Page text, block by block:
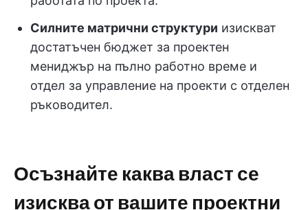
Силните матрични структури изискват
достатъчен бюджет за проектен
мениджър на пълно работно време и
отдел за управление на проекти с отделен
ръководител.
Осъзнайте каква власт се
изисква от вашите проектни